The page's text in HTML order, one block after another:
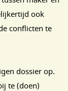
ook
conflicten te
dossier op.
te (doen)